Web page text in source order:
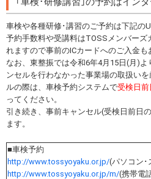
車検や各種研修･講習のご予約は下記の
予約手数料や受講料はTOSSメンバーズ
れますので事前のICカードへのご入金も
なお、東整振では令和6年4月15日(月)
ンセルを行わなかった事業場の取扱い
ルの際は、車検予約システムで受検日前
ってください。
引き続き、事前キャンセル(受検日前日
ます。
■車検予約
http://www.tossyoyaku.or.jp/(パソコン･
http://www.tossyoyaku.or.jp/m/(携帯電